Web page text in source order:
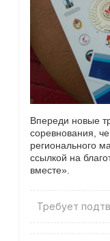
Впереди новые
соревнования,
регионального
ссылкой на
вместе».
Требует